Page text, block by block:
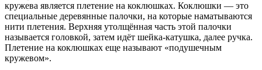
кружева является плетение на коклюшках. Коклюшки — это
специальные деревянные палочки, на которые наматываются
нити плетения. Верхняя утолщённая часть этой палочки
называется головкой, затем идёт шейка-катушка, далее ручка.
Плетение на коклюшках еще называют «подушечным
кружевом».